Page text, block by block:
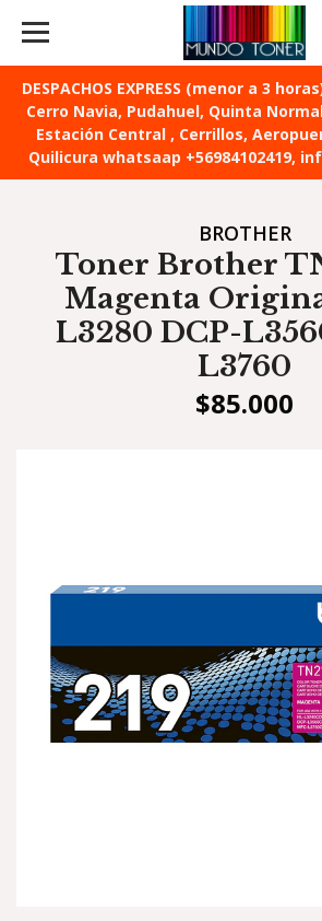
DESPACHOS EXPRESS (menor a 3
Cerro Navia, Pudahuel, Quinta
Estación Central , Cerrillos,
Quilicura whatsaap +56984102419,
BROTHER
Toner Brother
Magenta
L3280 DCP-
L3760
$85.000